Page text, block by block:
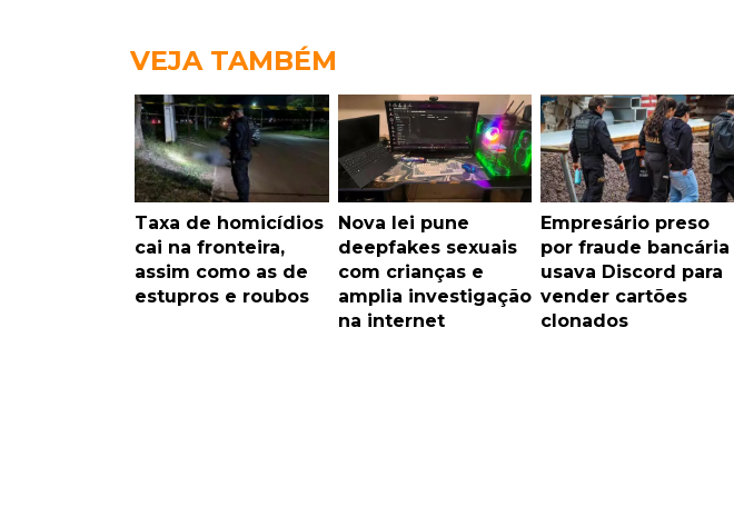
VEJA TAMBÉM
Taxa de homicídios
cai na fronteira,
assim como as de
estupros e roubos
Nova lei pune
deepfakes sexuais
com crianças e
amplia investigação
na internet
Empresário preso
por fraude bancária
usava Discord para
vender cartões
clonados